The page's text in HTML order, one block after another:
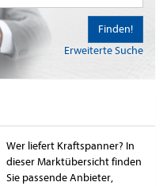
Erweiterte Suche
Finden!
Wer liefert Kraftspanner? In
dieser Marktübersicht finden
Sie passende Anbieter,